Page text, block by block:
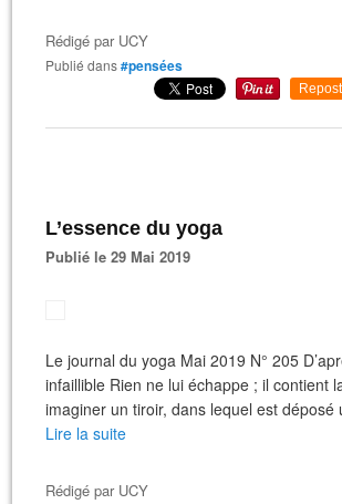
Rédigé par UCY
Publié dans#pensées
Repost
L’essence du yoga
Publié le 29 Mai 2019
Le journal du yoga Mai 2019 N° 205
infaillible Rien ne lui échappe ; il contient
imaginer un tiroir, dans lequel est
Lire la suite
Rédigé par UCY